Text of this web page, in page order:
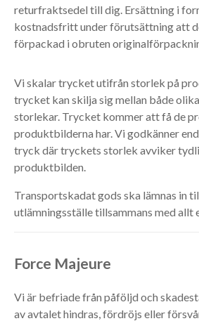
returfraktsedel till dig. Ersättning i
kostnadsfritt under förutsättning att
förpackad i obruten
Vi skalar trycket utifrån storlek på
trycket kan skilja sig mellan både
storlekar. Trycket kommer att få de
produktbilderna har. Vi godkänner
tryck där tryckets storlek avviker
produktbilden.
Transportskadat gods ska lämnas in
utlämningsställe tillsammans med allt
Force Majeure
Vi är befriade från påföljd och
av avtalet hindras, fördröjs eller